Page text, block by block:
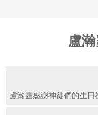
盧
盧瀚霆感謝神徒們的生日